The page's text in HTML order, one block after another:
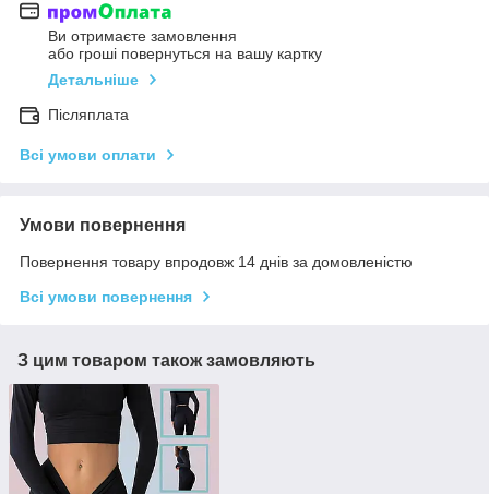
Ви отримаєте замовлення
або гроші повернуться на вашу картку
Детальніше
Післяплата
Всі умови оплати
Умови повернення
Повернення товару впродовж 14 днів за домовленістю
Всі умови повернення
З цим товаром також замовляють